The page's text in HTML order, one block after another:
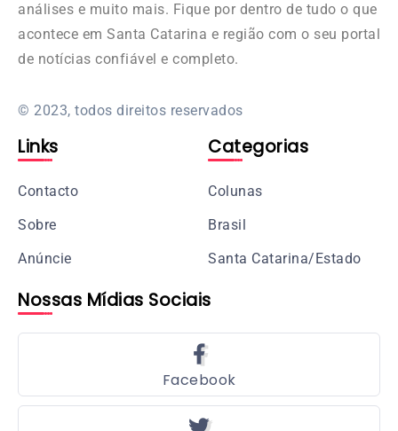
análises e muito mais. Fique por dentro de tudo o que
acontece em Santa Catarina e região com o seu portal
de notícias confiável e completo.
© 2023, todos direitos reservados
Links
Contacto
Sobre
Anúncie
Categorias
Colunas
Brasil
Santa Catarina/Estado
Nossas Mídias Sociais
Facebook